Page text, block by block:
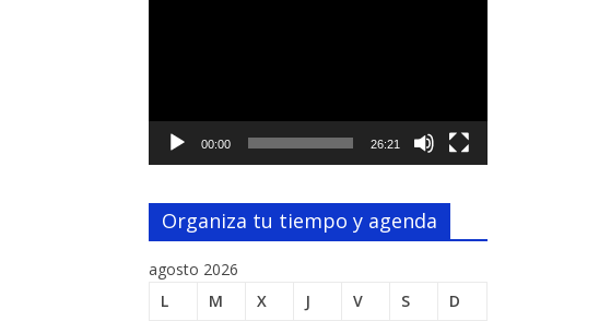
00:00 26:21
Organiza tu tiempo y agenda
agosto 2026
L
M X J V S D